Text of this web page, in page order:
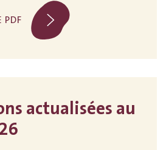
PDF
actualisées au